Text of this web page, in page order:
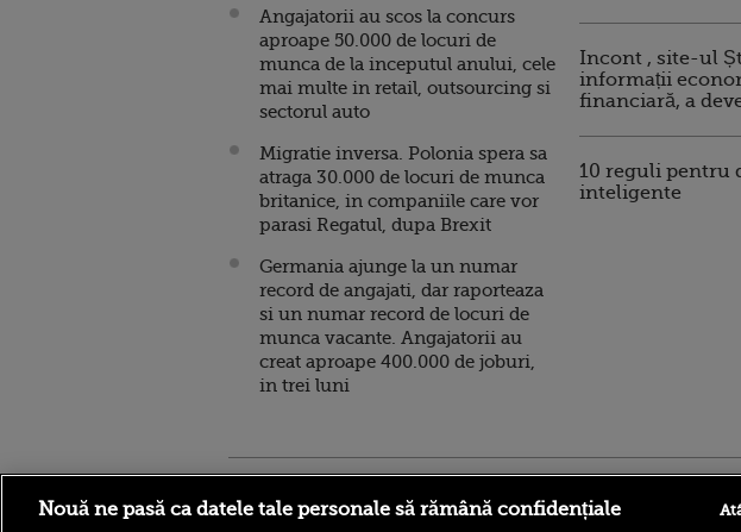
Angajatorii au scos la concurs
aproape 50.000 de locuri de
munca de la inceputul anului, cele
mai multe in retail, outsourcing si
sectorul auto
Migratie inversa. Polonia spera sa
atraga 30.000 de locuri de munca
britanice, in companiile care vor
parasi Regatul, dupa Brexit
Germania ajunge la un numar
record de angajati, dar raporteaza
si un numar record de locuri de
munca vacante. Angajatorii au
creat aproape 400.000 de joburi,
in trei luni
Incont , site-ul
informații
financiară, a
10 reguli pentru
inteligente
Nouă ne pasă ca datele tale personale să rămână confidențiale